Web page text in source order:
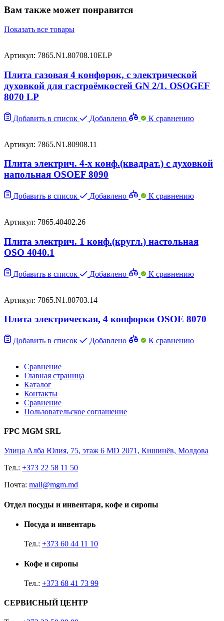
Вам также может понравится
Показать все товары
Артикул: 7865.N1.80708.10ELP
Плита газовая 4 конфорок, с электрической
духовкой для гастроёмкостей GN 2/1. OSOGEF
8070 LP
Добавить в список Добавлено К сравнению
Артикул: 7865.N1.80908.11
Плита электрич. 4-х конф.(квадрат.) с духовкой
напольная OSOEF 8090
Добавить в список Добавлено К сравнению
Артикул: 7865.40402.26
Плита электрич. 1 конф.(кругл.) настольная
OSO 4040.1
Добавить в список Добавлено К сравнению
Артикул: 7865.N1.80703.14
Плита электрическая, 4 конфорки OSOE 8070
Добавить в список Добавлено К сравнению
Сравнение
Главная страница
Каталог
Контакты
Сравнение
Пользовательское соглашение
FPC MGM SRL
Улица Алба Юлия, 75, этаж 6 MD 2071, Кишинёв, Молдова
Тел.: +373 22 58 11 50
Почта: mail@mgm.md
Отдел посуды и инвентаря, кофе и сиропы
Посуда и инвентарь
Тел.: +373 60 44 11 10
Кофе и сиропы
Тел.: +373 68 41 73 99
СЕРВИСНЫЙ ЦЕНТР